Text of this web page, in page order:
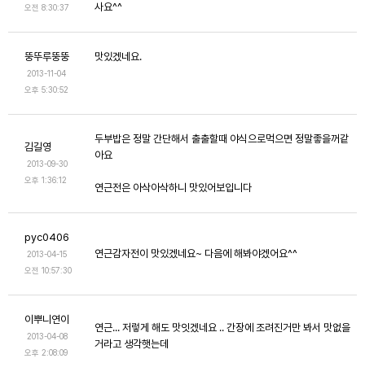
오전 8:30:37
사요^^
뚱뚜루뚱뚱
2013-11-04
오후 5:30:52
맛있겠네요.
김길영
2013-09-30
오후 1:36:12
두부밥은 정말 간단해서 출출할때 야식으로먹으면 정말좋을꺼같
아요
연근전은 아삭아삭하니 맛있어보입니다
pyc0406
2013-04-15
오전 10:57:30
연근감자전이 맛있겠네요~ 다음에 해봐야겠어요^^
이뿌니연이
2013-04-08
오후 2:08:09
연근... 저렇게 해도 맛잇겠네요 .. 간장에 조려진거만 봐서 맛없을
거라고 생각햇는데